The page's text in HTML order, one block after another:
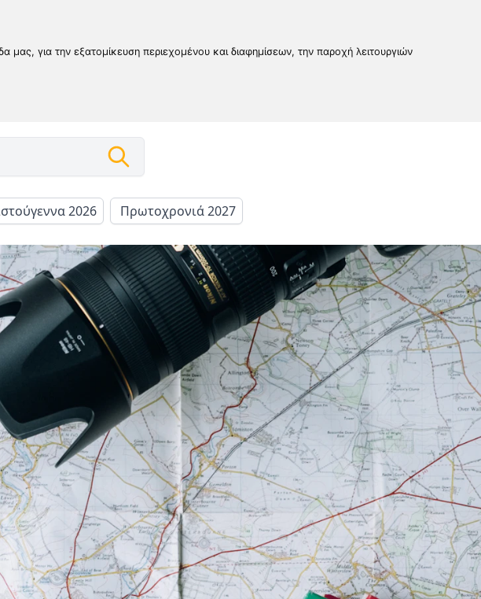
μας, για την εξατομίκευση περιεχομένου και διαφημίσεων, την παροχή λειτουργιών
2026 Πρωτοχρονιά 2027